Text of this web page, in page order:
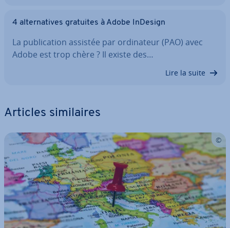
4 al­ter­na­tives gratuites à Adobe InDesign
La pu­bli­ca­tion assistée par or­di­na­teur (PAO) avec
Adobe est trop chère ? Il existe des…
Lire la suite
Articles si­mi­laires